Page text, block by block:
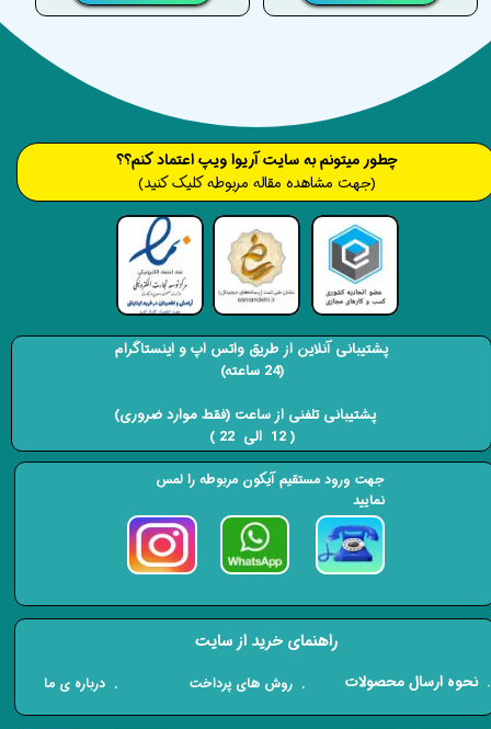
​​​چطور میتونم به سایت آریوا ویپ اعتماد کنم؟؟
(جهت مشاهده مقاله مربوطه کلیک کنید)
راهنمای خرید از سایت
​. نحوه ارسال محصولات . روش های پرداخت . درباره ی ما
پشتیبانی آنلاین از طریق واتس اپ و اینستاگرام
(24 ساعته)
​​​​​​​ پشتیبانی تلفنی از ساعت (فقط موارد ضروری)
( 12 الی 22 ) ​​​​​​​
جهت ورود مستقیم آیکون مربوطه را لمس
نمایید